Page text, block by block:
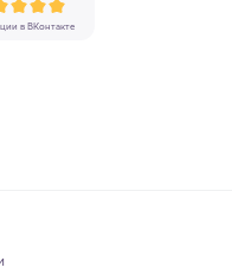
в ВКонтакте